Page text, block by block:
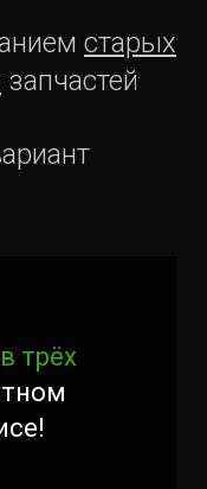
старых
запчастей
в трёх